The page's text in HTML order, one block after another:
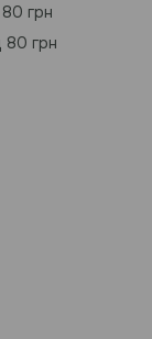
грн
80 грн